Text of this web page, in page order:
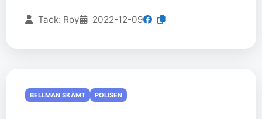
Tack: Roy 2022-12-09
BELLMAN SKÄMT POLISEN